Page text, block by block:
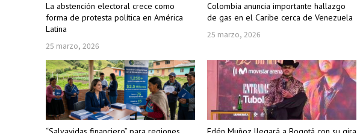
La abstención electoral crece como
forma de protesta política en América
Latina
25 marzo, 2026
Colombia anuncia importante hallazgo
de gas en el Caribe cerca de Venezuela
25 marzo, 2026